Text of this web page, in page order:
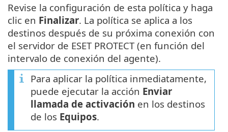
Revise la configuración de esta política y haga
clic en Finalizar. La política se aplica a los
destinos después de su próxima conexión con
el servidor de ESET PROTECT (en función del
intervalo de conexión del agente).
Para aplicar la política inmediatamente,
puede ejecutar la acción Enviar
llamada de activación en los destinos
de los Equipos.